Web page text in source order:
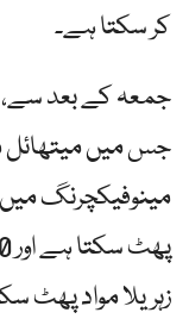
کر سکتا ہے۔
جمعہ کے بعد سے،
جس میں میتھائل
مینوفیکچرنگ